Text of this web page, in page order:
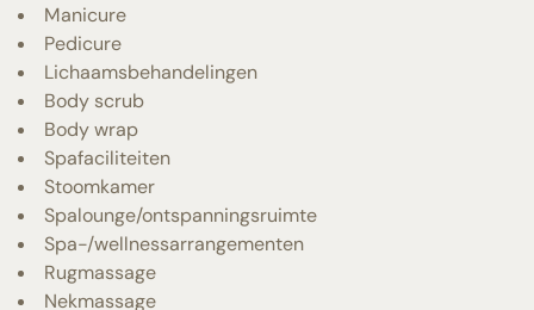
Manicure
Pedicure
Lichaamsbehandelingen
Body scrub
Body wrap
Spafaciliteiten
Stoomkamer
Spalounge/ontspanningsruimte
Spa-/wellnessarrangementen
Rugmassage
Nekmassage